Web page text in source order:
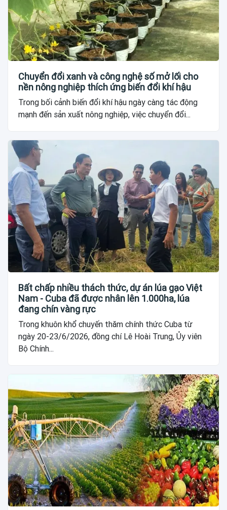
Chuyển đổi xanh và công nghệ số mở lối cho
nền nông nghiệp thích ứng biến đổi khí hậu
Trong bối cảnh biến đổi khí hậu ngày càng tác động
mạnh đến sản xuất nông nghiệp, việc chuyển đổi...
Bất chấp nhiều thách thức, dự án lúa gạo Việt
Nam - Cuba đã được nhân lên 1.000ha, lúa
đang chín vàng rực
Trong khuôn khổ chuyến thăm chính thức Cuba từ
ngày 20-23/6/2026, đồng chí Lê Hoài Trung, Ủy viên
Bộ Chính...